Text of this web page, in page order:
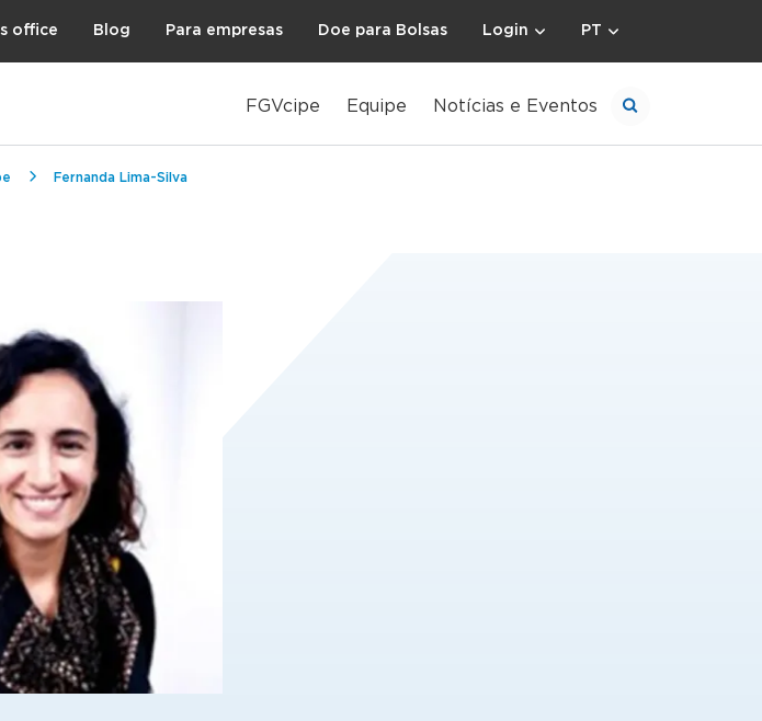
office Blog Para empresas Doe para Bolsas Login PT
FGVcipe Equipe Notícias e Eventos
Fernanda Lima-Silva